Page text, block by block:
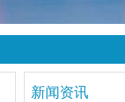
新闻资讯